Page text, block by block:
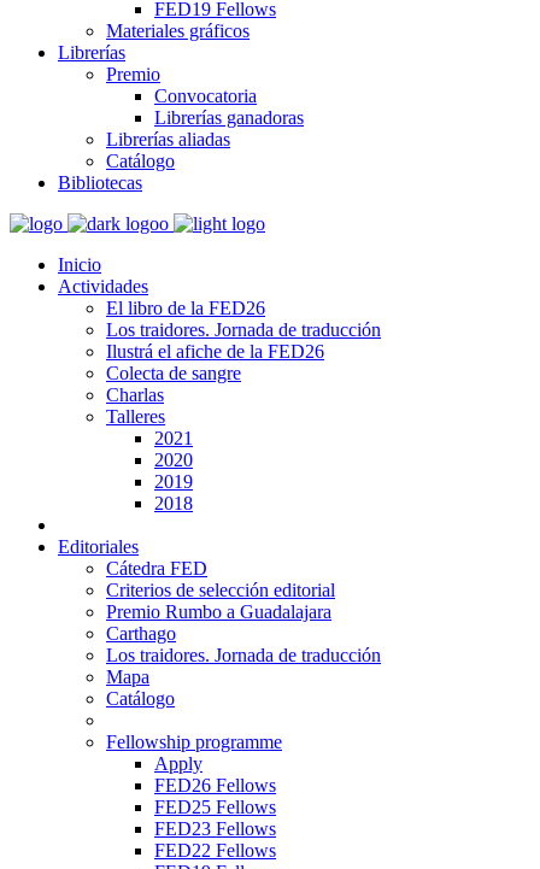
FED19 Fellows
Materiales gráficos
Librerías
Premio
Convocatoria
Librerías ganadoras
Librerías aliadas
Catálogo
Bibliotecas
Inicio
Actividades
El libro de la FED26
Los traidores. Jornada de traducción
Ilustrá el afiche de la FED26
Colecta de sangre
Charlas
Talleres
2021
2020
2019
2018
Editoriales
Cátedra FED
Criterios de selección editorial
Premio Rumbo a Guadalajara
Carthago
Los traidores. Jornada de traducción
Mapa
Catálogo
Fellowship programme
Apply
FED26 Fellows
FED25 Fellows
FED23 Fellows
FED22 Fellows